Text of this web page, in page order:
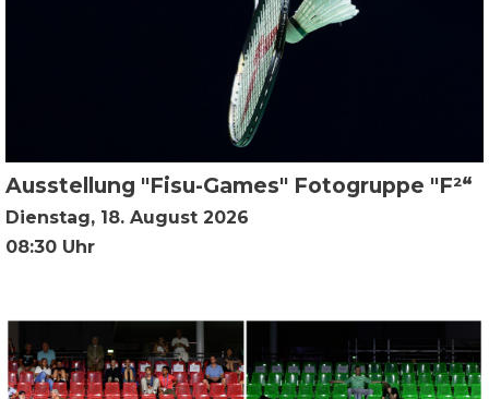
Ausstellung "Fisu-Games" Fotogruppe "F²“
Dienstag, 18. August 2026
08:30 Uhr